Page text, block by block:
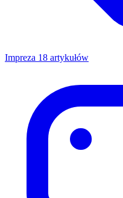
Impreza 18 artykułów